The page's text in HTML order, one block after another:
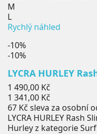
M
L
Rychlý náhled
-10%
-10%
LYCRA HURLEY
Běžná
cena
1 490,00 Kč
Cena
1 341,00 Kč
67 Kč sleva za osobní
LYCRA HURLEY Rash
Hurley z kategorie Surf